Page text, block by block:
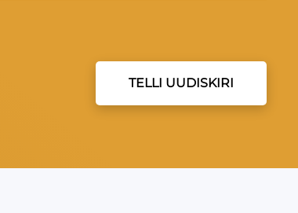
TELLI UUDISKIRI